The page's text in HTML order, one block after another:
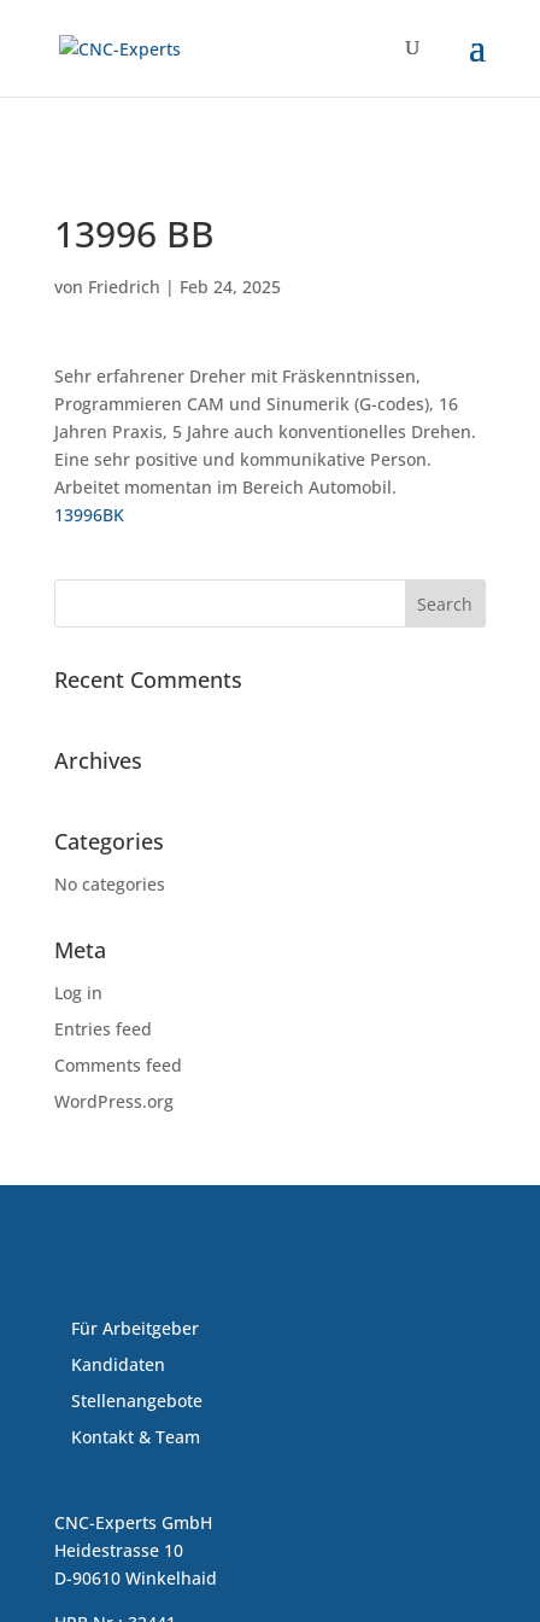
13996 BB
von Friedrich | Feb 24, 2025
Sehr erfahrener Dreher mit Fräskenntnissen,
Programmieren CAM und Sinumerik (G-codes), 16
Jahren Praxis, 5 Jahre auch konventionelles Drehen.
Eine sehr positive und kommunikative Person.
Arbeitet momentan im Bereich Automobil.
13996BK
Recent Comments
Archives
Categories
No categories
Meta
Log in
Entries feed
Comments feed
WordPress.org
Für Arbeitgeber
Kandidaten
Stellenangebote
Kontakt & Team
CNC-Experts GmbH
Heidestrasse 10
D-90610 Winkelhaid